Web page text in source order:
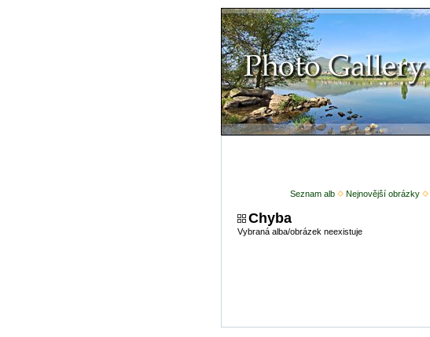
Seznam alb
Nejnovější obrázky
Chyba
Vybraná alba/obrázek neexistuje